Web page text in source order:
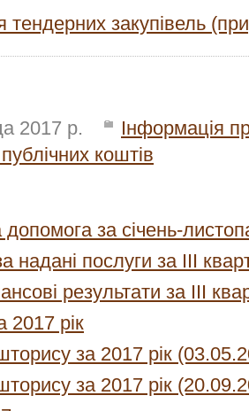
тендерних закупівель
2017 р.
Інформація
коштів
допомога за січень-
надані послуги за III
результати за III
2017 рік
за 2017 рік
за 2017 рік